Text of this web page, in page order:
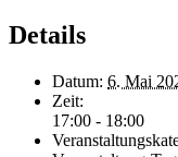
Details
Datum: 6. Mai
Zeit:
17:00 - 18:00